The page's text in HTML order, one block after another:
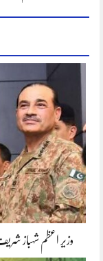
وزیر اعظم شہباز